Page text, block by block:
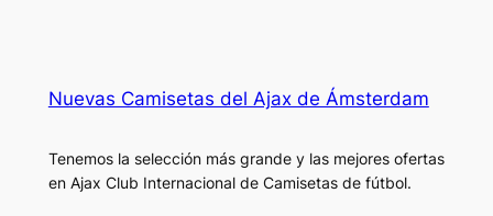
Nuevas Camisetas del Ajax de Ámsterdam
Tenemos la selección más grande y las mejores ofertas
en Ajax Club Internacional de Camisetas de fútbol.